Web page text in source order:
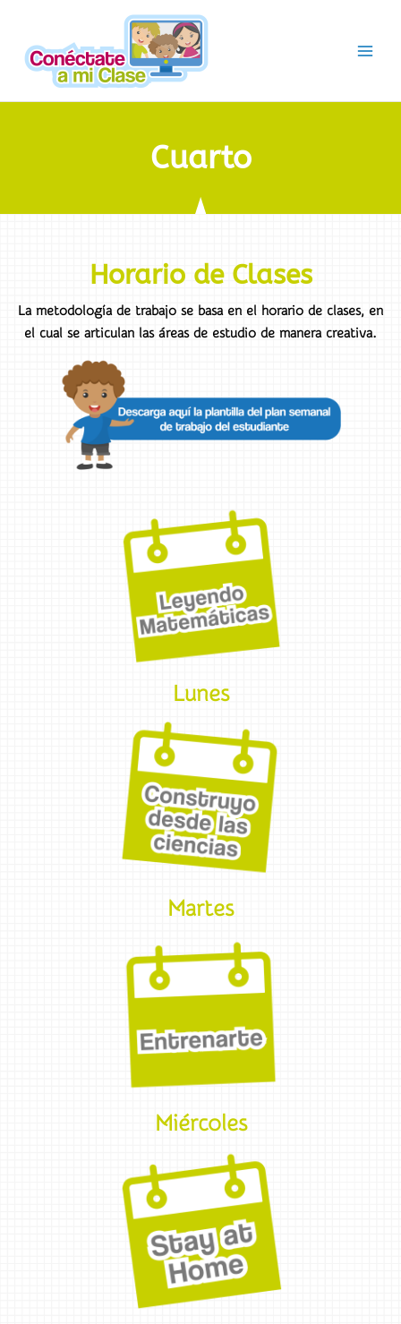
contenido
Cuarto
Horario de Clases
La metodología de trabajo se basa en el horario de clases, en
el cual se articulan las áreas de estudio de manera creativa.
Lunes
Martes
Miércoles